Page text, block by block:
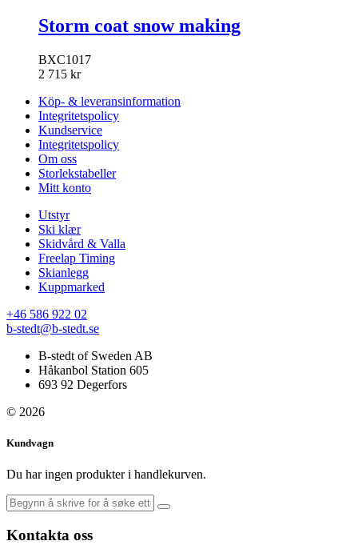
Storm coat snow making
BXC1017
2 715 kr
Köp- & leveransinformation
Integritetspolicy
Kundservice
Integritetspolicy
Om oss
Storlekstabeller
Mitt konto
Utstyr
Ski klær
Skidvård & Valla
Freelap Timing
Skianlegg
Kuppmarked
+46 586 922 02
b-stedt@b-stedt.se
B-stedt of Sweden AB
Håkanbol Station 605
693 92 Degerfors
© 2026
Kundvagn
Du har ingen produkter i handlekurven.
Kontakta oss